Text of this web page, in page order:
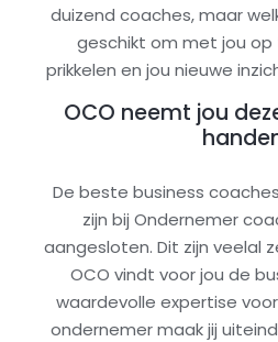
duizend coaches, maar
geschikt om met jou op
prikkelen en jou nieuwe
OCO neemt jou
De beste business
zijn bij Ondernemer
aangesloten. Dit zijn veelal
OCO vindt voor jou de
waardevolle expertise
ondernemer maak jij